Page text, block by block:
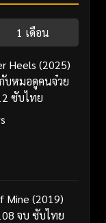
1 เดือน
Heels (2025)
บหมอดูคนจ๋วย
ซับไทย
Mine (2019)
จบ ซับไทย